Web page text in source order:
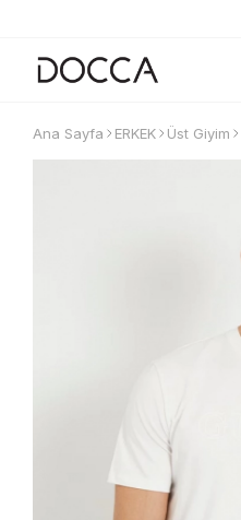
Ana Sayfa ERKEK Üst Giyim